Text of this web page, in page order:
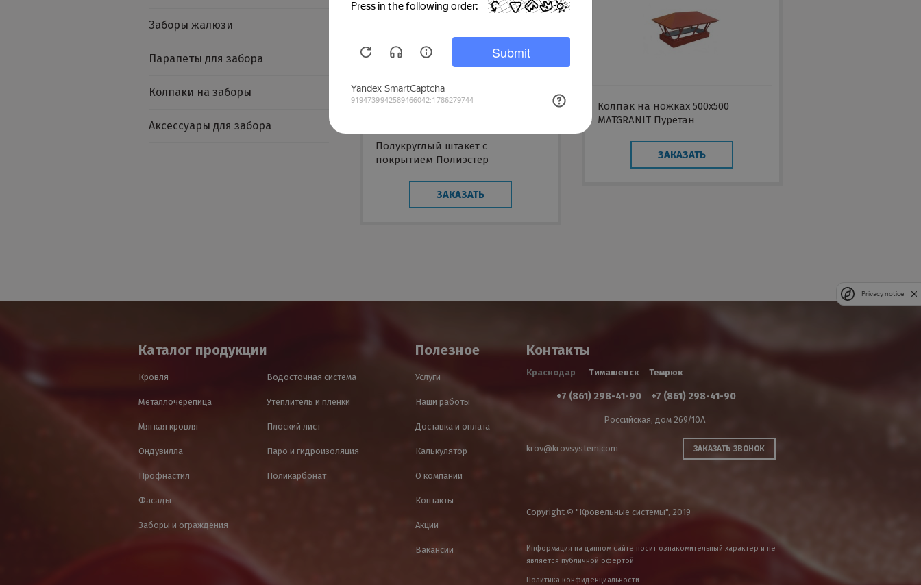
Заборы жалюзи
Парапеты для забора
Колпаки на заборы
Аксессуары для забора
Полукруглый штакет с
покрытием Полиэстер
ЗАКАЗАТЬ
Колпак на ножках 500х500
MATGRANIT Пуретан
ЗАКАЗАТЬ
Каталог продукции
Кровля
Металлочерепица
Мягкая кровля
Ондувилла
Профнастил
Фасады
Заборы и ограждения
Водосточная система
Утеплитель и пленки
Плоский лист
Паро и гидроизоляция
Поликарбонат
Полезное
Услуги
Наши работы
Доставка и оплата
Калькулятор
О компании
Контакты
Акции
Вакансии
Контакты
Краснодар Тимашевск Темрюк
+7 (861) 298-41-90 +7 (861) 298-41-90
Российская, дом 269/10А
krov@krovsystem.com ЗАКАЗАТЬ ЗВОНОК
Copyright © "Кровельные системы", 2019
Информация на данном сайте носит ознакомительный характер и не
является публичной офертой
Политика конфиденциальности
Privacy notice